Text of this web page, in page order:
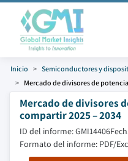
Inicio Semiconductores y
Mercado de divisores de
Mercado de divisores
compartir 2025 – 2034
ID del informe: GMI14406
Formato del informe: PDF/